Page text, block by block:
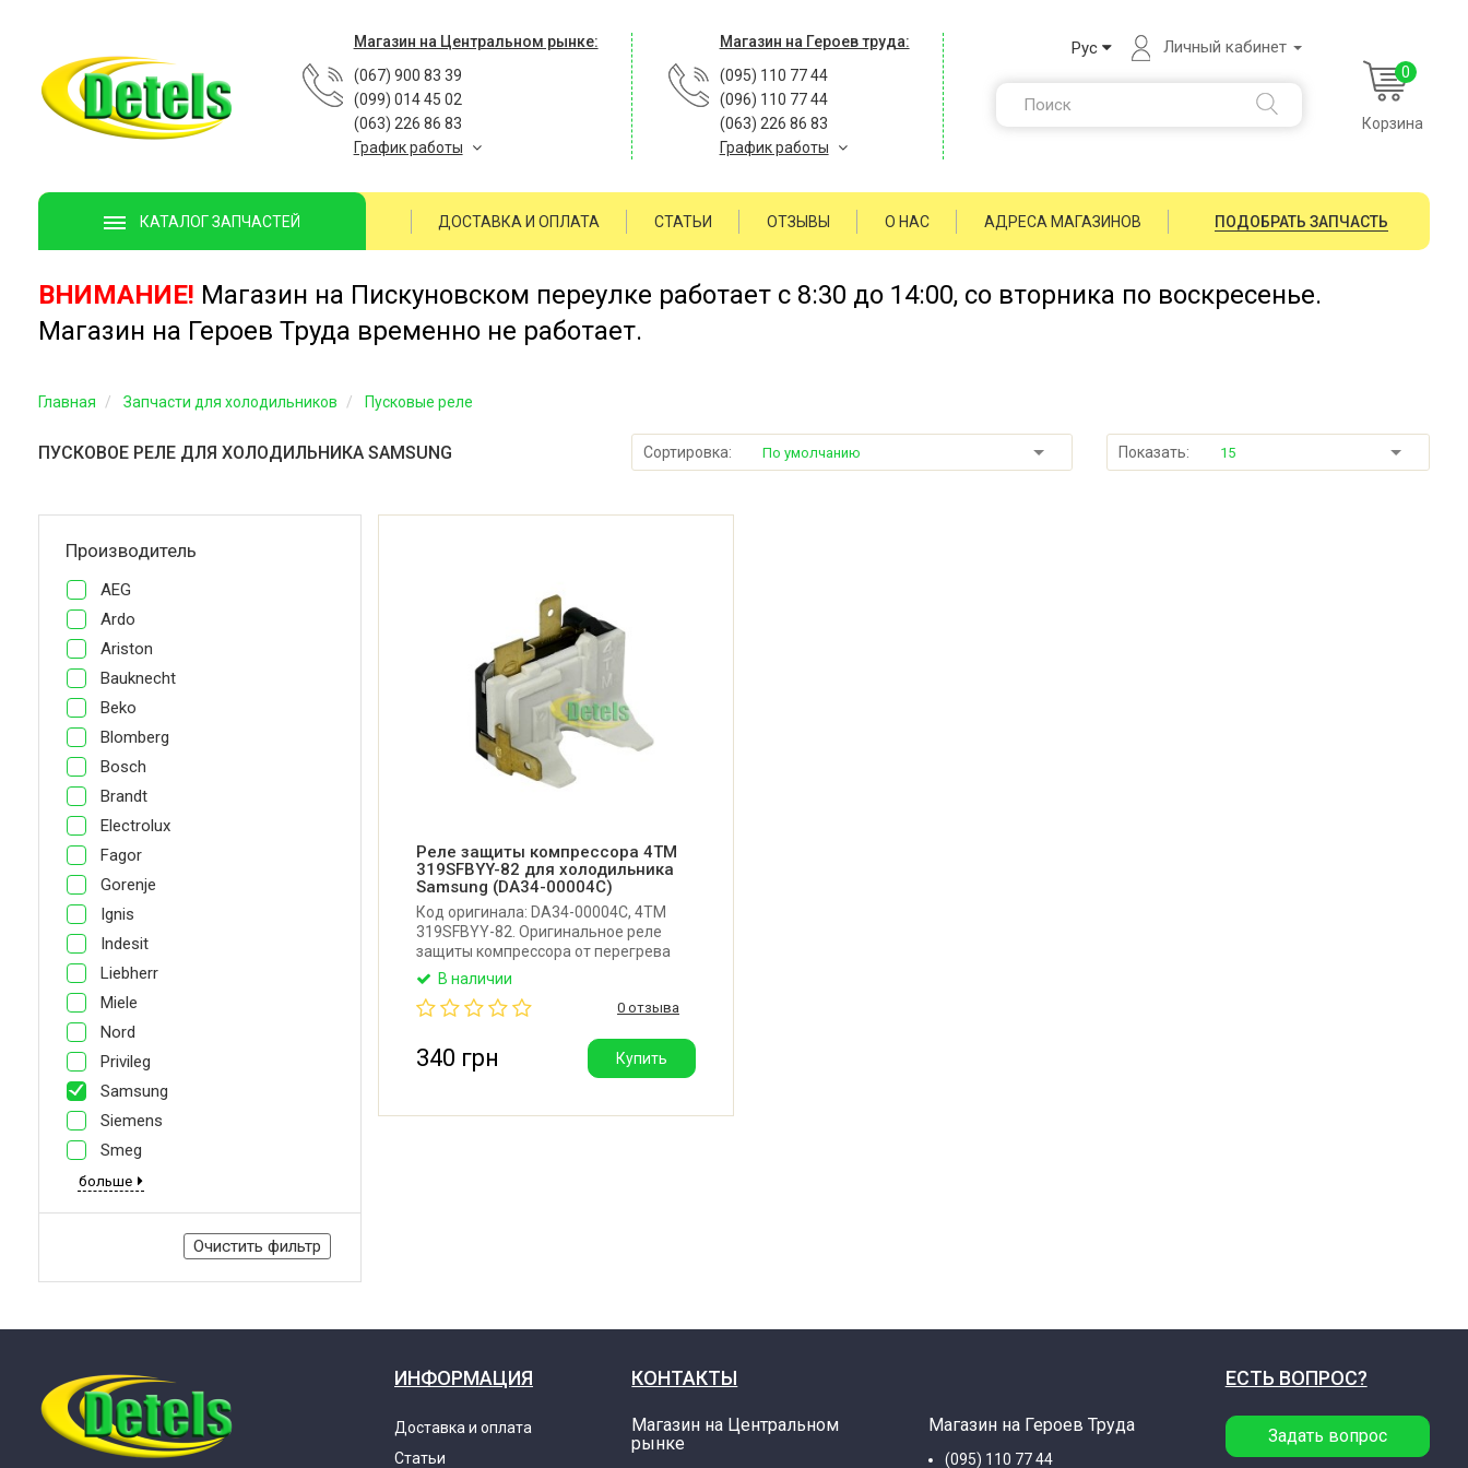
Магазин на Центральном рынке:
(067) 900 83 39
(099) 014 45 02
(063) 226 86 83
График работы
Магазин на Героев труда:
(095) 110 77 44
(096) 110 77 44
(063) 226 86 83
График работы
Рус Личный кабинет
0
Корзина
КАТАЛОГ ЗАПЧАСТЕЙ ДОСТАВКА И ОПЛАТА СТАТЬИ ОТЗЫВЫ О НАС АДРЕСА МАГАЗИНОВ ПОДОБРАТЬ ЗАПЧАСТЬ
ВНИМАНИЕ! Магазин на Пискуновском переулке работает с 8:30 до 14:00, со вторника по воскресенье.
Магазин на Героев Труда временно не работает.
Главная Запчасти для холодильников Пусковые реле
ПУСКОВОЕ РЕЛЕ ДЛЯ ХОЛОДИЛЬНИКА SAMSUNG Сортировка: По умолчанию Показать: 15
Производитель
AEG
Ardo
Ariston
Bauknecht
Beko
Blomberg
Bosch
Brandt
Electrolux
Fagor
Gorenje
Ignis
Indesit
Liebherr
Miele
Nord
Privileg
Samsung
Siemens
Smeg
больше
Очистить фильтр
Реле защиты компрессора 4TM
319SFBYY-82 для холодильника
Samsung (DA34-00004C)
Код оригинала: DA34-00004C, 4TM
319SFBYY-82. Оригинальное реле
защиты компрессора от перегрева
для холодильника Samsung.
Производитель: Klixon (Китай).
В наличии
0 отзыва
340 грн Купить
ИНФОРМАЦИЯ
Доставка и оплата
Статьи
КОНТАКТЫ
Магазин на Центральном
рынке
Магазин на Героев Труда
(095) 110 77 44
ЕСТЬ ВОПРОС?
Задать вопрос